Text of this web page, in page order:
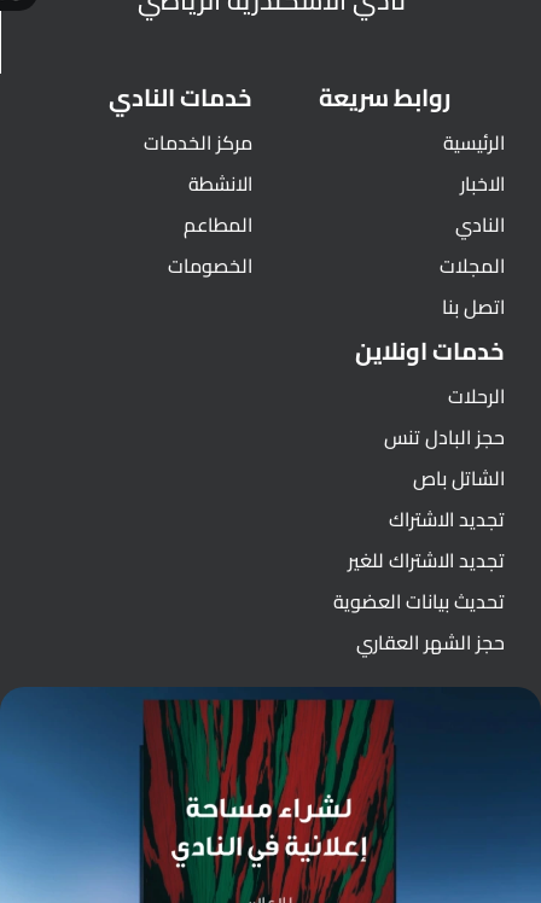
روابط سريعة
الرئيسية
الاخبار
النادي
المجلات
اتصل بنا
خدمات النادي
مركز الخدمات
الانشطة
المطاعم
الخصومات
خدمات اونلاين
الرحلات
حجز البادل تنس
الشاتل باص
تجديد الاشتراك
تجديد الاشتراك للغير
تحديث بيانات العضوية
حجز الشهر العقاري